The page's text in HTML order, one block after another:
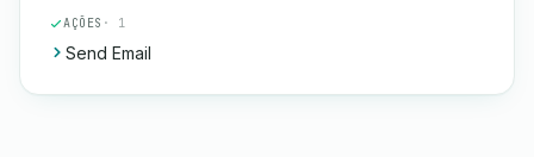
AÇÕES · 1
Send Email